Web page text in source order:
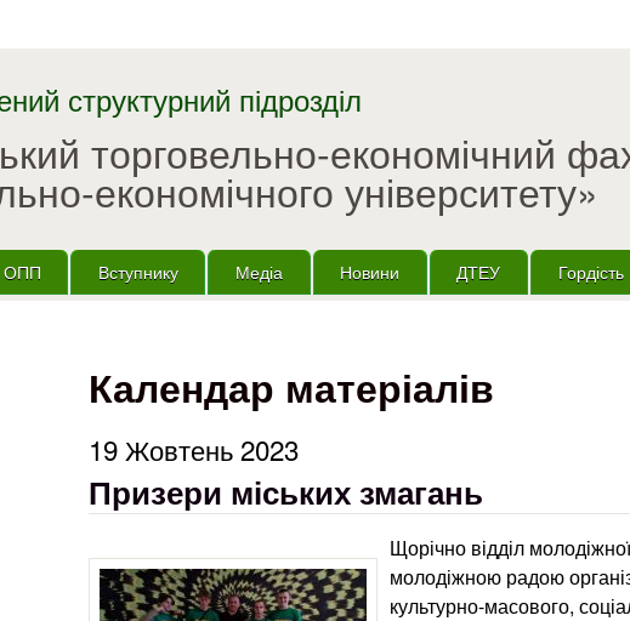
структурний підрозділ
торговельно-економічний
економічного університету»
ОПП Вступнику Медіа Новини ДТЕУ Гордість
Календар матеріалів
19 Жовтень 2023
Призери міських змагань
Щорічно відділ
молодіжною радою
культурно-масового,